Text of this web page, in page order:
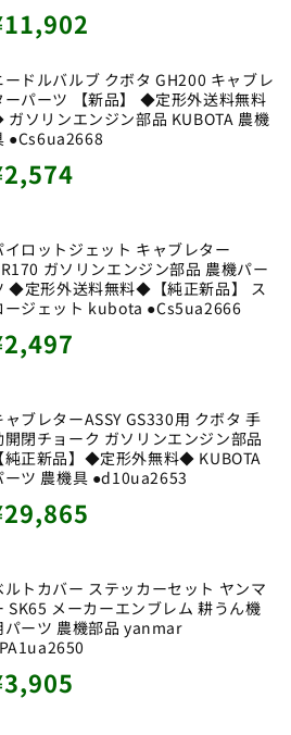
ードルバルブ クボタ GH200 キャブレ
ーパーツ 【新品】 ◆定形外送料無料
ソリンエンジン部品 KUBOTA 農機
●Cs6ua2668
イロットジェット キャブレター
ガソリンエンジン部品 農機パー
◆定形外送料無料◆【純正新品】 ス
ージェット kubota ●Cs5ua2666
ャブレターASSY GS330用 クボタ 手
開閉チョーク ガソリンエンジン部品
【純正新品】◆定形外無料◆ KUBOTA
ーツ 農機具 ●d10ua2653
ルトカバー ステッカーセット ヤンマ
SK65 メーカーエンブレム 耕うん機
パーツ 農機部品 yanmar